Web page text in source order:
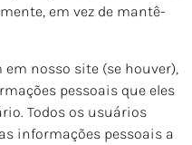
em vez de mantê-
nosso site (se houver),
pessoais que eles
Todos os usuários
informações pessoais a